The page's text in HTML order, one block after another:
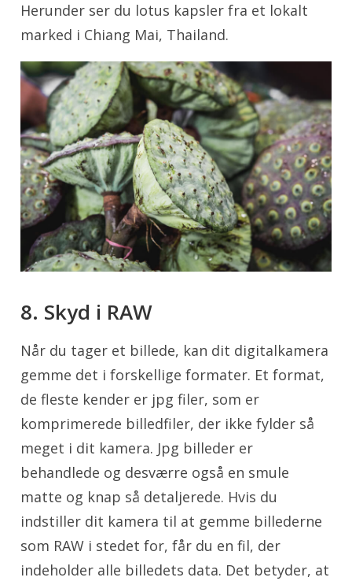
Herunder ser du lotus kapsler fra et lokalt
marked i Chiang Mai, Thailand.
8. Skyd i RAW
Når du tager et billede, kan dit digitalkamera
gemme det i forskellige formater. Et format,
de fleste kender er jpg filer, som er
komprimerede billedfiler, der ikke fylder så
meget i dit kamera. Jpg billeder er
behandlede og desværre også en smule
matte og knap så detaljerede. Hvis du
indstiller dit kamera til at gemme billederne
som RAW i stedet for, får du en fil, der
indeholder alle billedets data. Det betyder, at